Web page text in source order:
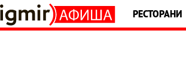
РЕСТОРАНИ